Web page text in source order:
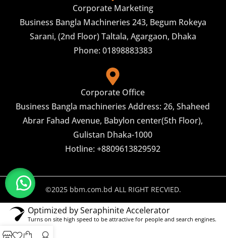
Phone: 01898883383
Corporate Marketing
Business Bangla Machineries 243, Begum Rokeya
Sarani, (2nd Floor) Taltala, Agargaon, Dhaka
Corporate Office
Business Bangla machineries Address: 26, Shaheed
Abrar Fahad Avenue, Babylon center(5th Floor),
Gulistan Dhaka-1000
Hotline: +8809613829592
©2025 bbm.com.bd ALL RIGHT RECVIED.
Optimized by Seraphinite Accelerator
Turns on site high speed to be attractive for people and search engines.